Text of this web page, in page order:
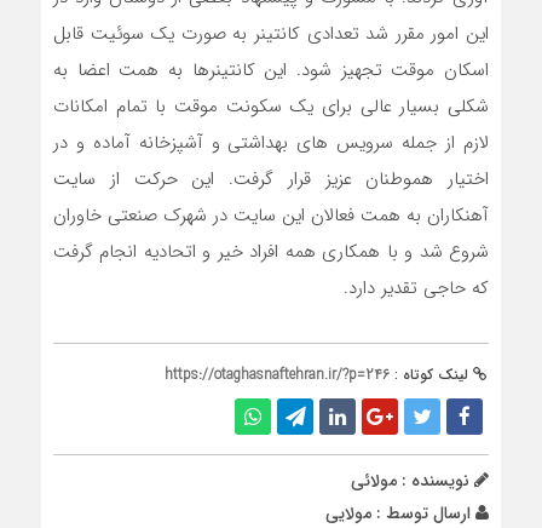
این امور مقرر شد تعدادی کانتینر به صورت یک سوئیت قابل
اسکان موقت تجهیز شود. این کانتینرها به همت اعضا به
شکلی بسیار عالی برای یک سکونت موقت با تمام امکانات
لازم از جمله سرویس های بهداشتی و آشپزخانه آماده و در
اختیار هموطنان عزیز قرار گرفت. این حرکت از سایت
آهنکاران به همت فعالان این سایت در شهرک صنعتی خاوران
شروع شد و با همکاری همه افراد خیر و اتحادیه انجام گرفت
که حاجی تقدیر دارد.
لینک کوتاه : https://otaghasnaftehran.ir/?p=246
نویسنده : مولائی
ارسال توسط : مولایی